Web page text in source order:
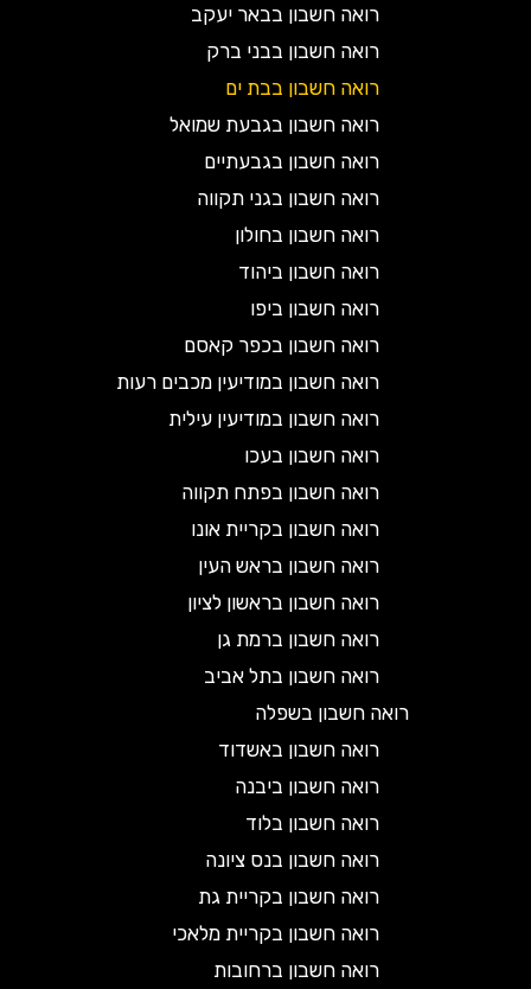
רואה חשבון בבאר יעקב
רואה חשבון בבני ברק
רואה חשבון בבת ים
רואה חשבון בגבעת שמואל
רואה חשבון בגבעתיים
רואה חשבון בגני תקווה
רואה חשבון בחולון
רואה חשבון ביהוד
רואה חשבון ביפו
רואה חשבון בכפר קאסם
רואה חשבון במודיעין מכבים רעות
רואה חשבון במודיעין עילית
רואה חשבון בעכו
רואה חשבון בפתח תקווה
רואה חשבון בקריית אונו
רואה חשבון בראש העין
רואה חשבון בראשון לציון
רואה חשבון ברמת גן
רואה חשבון בתל אביב
רואה חשבון בשפלה
רואה חשבון באשדוד
רואה חשבון ביבנה
רואה חשבון בלוד
רואה חשבון בנס ציונה
רואה חשבון בקריית גת
רואה חשבון בקריית מלאכי
רואה חשבון ברחובות